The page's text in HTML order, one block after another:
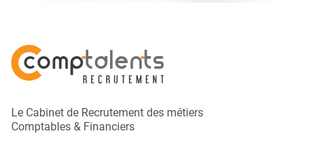
Le Cabinet de Recrutement des métiers
Comptables & Financiers